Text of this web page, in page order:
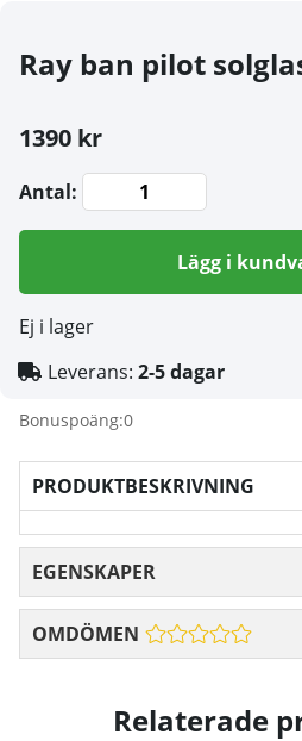
Ray ban pilot
1390 kr
Antal:
Lägg i
Ej i lager
Leverans: 2-5 dagar
Bonuspoäng:0
PRODUKTBESKRIVNING
EGENSKAPER
OMDÖMEN
Relaterade